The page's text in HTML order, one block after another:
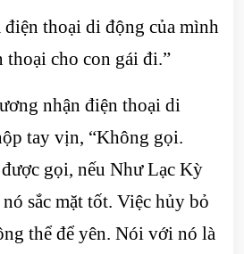
thoại di động của mình
thoại cho con gái đi.”
nhận điện thoại di
tay vịn, “Không gọi.
gọi, nếu Như Lạc Kỳ
sắc mặt tốt. Việc hủy bỏ
thể để yên. Nói với nó là